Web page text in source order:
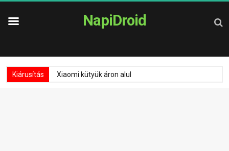
NapiDroid
Kiárusítás Xiaomi kütyük áron alul